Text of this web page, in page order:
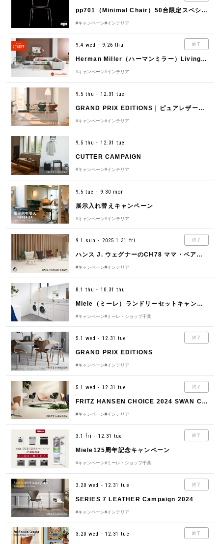
pp701（Minimal Chair）50台限定スペシャルプライス
#キャンペーン#インテリア
終了
9.4 wed - 9.26 thu
Herman Miller（ハーマンミラー）Living Room Sale
#キャンペーン#インテリア
9.5 thu - 12.31 tue
GRAND PRIX EDITIONS｜ピュアレザーグリーン
#キャンペーン#インテリア
9.5 thu - 12.31 tue
CUTTER CAMPAIGN
#キャンペーン#インテリア
9.5 tue - 9.30 mon
展示入れ替えキャンペーン
#キャンペーン#インテリア
終了
9.1 sun - 2025.1.31 fri
ハンス J. ウェグナーのCH78 ママ・ベアチェア70 周年記念モデル
#キャンペーン#インテリア
8.1 thu - 10.31 thu
Miele（ミーレ）ランドリーセットキャンペーン
#キャンペーン#ミーレ・ショップ千葉
終了
5.1 wed - 12.31 tue
GRAND PRIX EDITIONS
#キャンペーン#インテリア
終了
5.1 wed - 12.31 tue
FRITZ HANSEN CHOICE 2024 SWAN CHAIR
#キャンペーン#インテリア
終了
3.1 fri - 12.31 tue
Miele125周年記念キャンペーン
#キャンペーン#ミーレ・ショップ千葉
終了
3.20 wed - 12.31 tue
SERIES 7 LEATHER Campaign 2024
#キャンペーン#インテリア
終了
3.20 wed - 12.31 tue